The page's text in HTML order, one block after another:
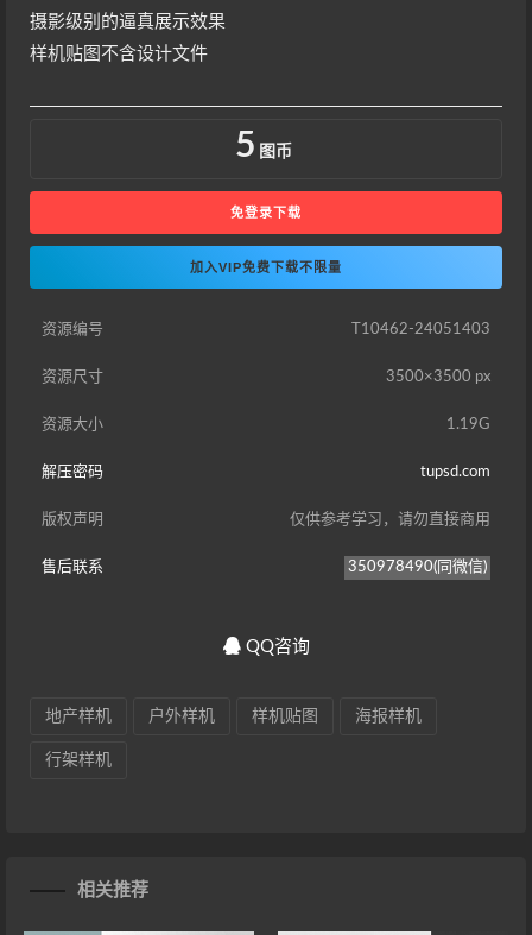
摄影级别的逼真展示效果
样机贴图不含设计文件
5 图币
免登录下载
加入VIP免费下载不限量
资源编号 T10462-24051403
资源尺寸 3500×3500 px
资源大小 1.19G
解压密码 tupsd.com
版权声明 仅供参考学习，请勿直接商用
售后联系 350978490(同微信)
QQ咨询
地产样机 户外样机 样机贴图 海报样机
行架样机
相关推荐